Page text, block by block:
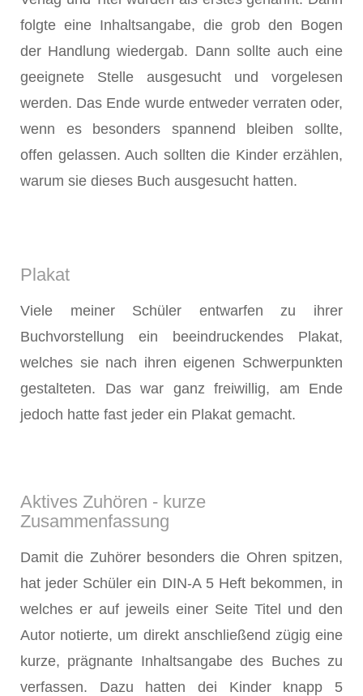
folgte eine Inhaltsangabe, die grob den Bogen
der Handlung wiedergab. Dann sollte auch eine
geeignete Stelle ausgesucht und vorgelesen
werden. Das Ende wurde entweder verraten oder,
wenn es besonders spannend bleiben sollte,
offen gelassen. Auch sollten die Kinder erzählen,
warum sie dieses Buch ausgesucht hatten.
Plakat
Viele meiner Schüler entwarfen zu ihrer
Buchvorstellung ein beeindruckendes Plakat,
welches sie nach ihren eigenen Schwerpunkten
gestalteten. Das war ganz freiwillig, am Ende
jedoch hatte fast jeder ein Plakat gemacht.
Aktives Zuhören - kurze
Zusammenfassung
Damit die Zuhörer besonders die Ohren spitzen,
hat jeder Schüler ein DIN-A 5 Heft bekommen, in
welches er auf jeweils einer Seite Titel und den
Autor notierte, um direkt anschließend zügig eine
kurze, prägnante Inhaltsangabe des Buches zu
verfassen. Dazu hatten dei Kinder knapp 5